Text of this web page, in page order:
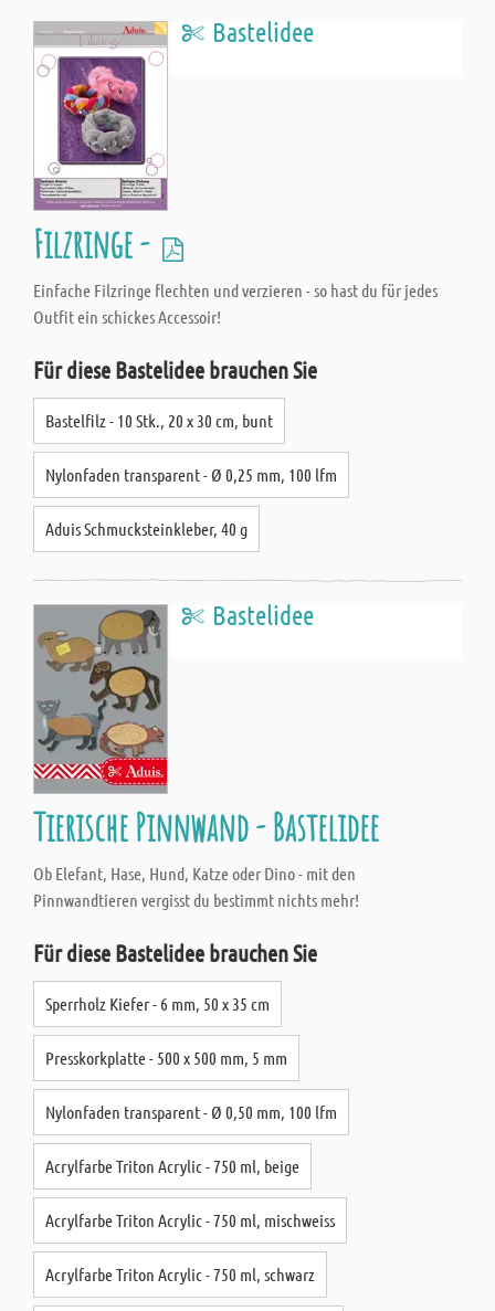
Bastelidee
Filzringe -
Einfache Filzringe flechten und verzieren - so hast du für jedes
Outfit ein schickes Accessoir!
Für diese Bastelidee brauchen Sie
Bastelfilz - 10 Stk., 20 x 30 cm, bunt
Nylonfaden transparent - Ø 0,25 mm, 100 lfm
Aduis Schmucksteinkleber, 40 g
Bastelidee
Tierische Pinnwand - Bastelidee
Ob Elefant, Hase, Hund, Katze oder Dino - mit den
Pinnwandtieren vergisst du bestimmt nichts mehr!
Für diese Bastelidee brauchen Sie
Sperrholz Kiefer - 6 mm, 50 x 35 cm
Presskorkplatte - 500 x 500 mm, 5 mm
Nylonfaden transparent - Ø 0,50 mm, 100 lfm
Acrylfarbe Triton Acrylic - 750 ml, beige
Acrylfarbe Triton Acrylic - 750 ml, mischweiss
Acrylfarbe Triton Acrylic - 750 ml, schwarz